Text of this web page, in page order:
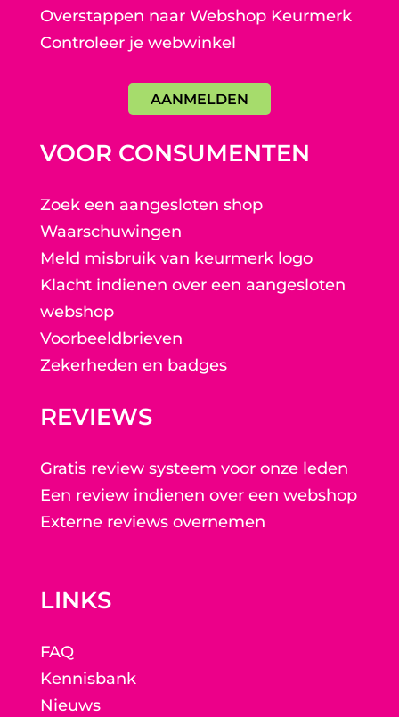
Overstappen naar Webshop Keurmerk
Controleer je webwinkel
AANMELDEN
VOOR CONSUMENTEN
Zoek een aangesloten shop
Waarschuwingen
Meld misbruik van keurmerk logo
Klacht indienen over een aangesloten
webshop
Voorbeeldbrieven
Zekerheden en badges
REVIEWS
Gratis review systeem voor onze leden
Een review indienen over een webshop
Externe reviews overnemen
LINKS
FAQ
Kennisbank
Nieuws